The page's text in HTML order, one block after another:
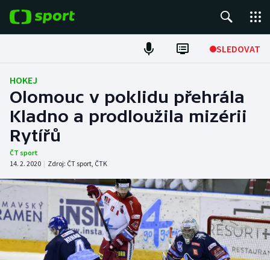
SLEDOVAT
Fotbal
Hokej
Tenis
Atletika
DALŠÍ SPORTY
Americký fotbal
NEPŘEHLÉDNĚTE
HOKEJ
Olomouc v poklidu přehrála
Kladno a prodloužila mizérii
Rytířů
ČT sport
14. 2. 2020 | Zdroj: ČT sport, ČTK